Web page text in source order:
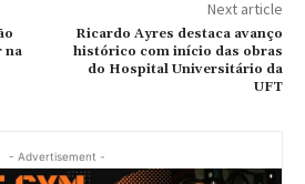
na
Next article
Ricardo Ayres destaca avanço
histórico com início das obras
do Hospital Universitário da
UFT
- Advertisement -